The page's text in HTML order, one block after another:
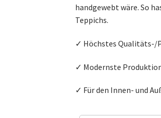
handgewebt wäre. So
Teppichs.
✓ Höchstes Qualitäts-/
✓ Modernste
✓ Für den Innen- und